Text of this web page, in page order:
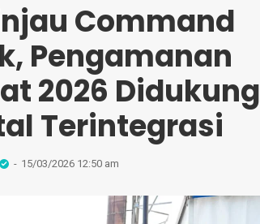
Command
Pengamanan
2026 Didukung
Terintegrasi
15/03/2026 12:50 am